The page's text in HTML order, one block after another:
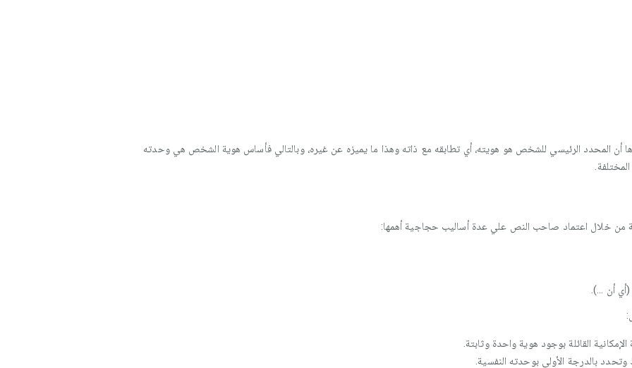
أن المحدد الرئيسي للشخص هو هويته، أي تطابقه مع ذاته وهذا ما يميزه عن غيره، وبالتالي فأساس هوية الشخص هي وحدته
من خلال اعتماد صاحب النص علي عدة أساليب حجاجية أهمها:
(أي أن ...).
القائلة بوجود هوية واحدة وثابتة.
بالدرجة الأولى بوحدته النفسية.